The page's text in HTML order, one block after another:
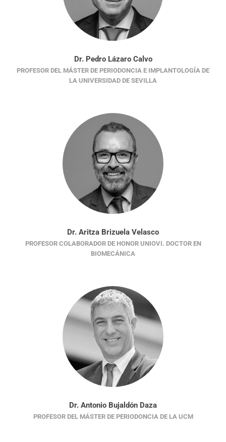
Dr. Pedro Lázaro Calvo
PROFESOR DEL MÁSTER DE PERIODONCIA E IMPLANTOLOGÍA DE
LA UNIVERSIDAD DE SEVILLA
Dr. Aritza Brizuela Velasco
PROFESOR COLABORADOR DE HONOR UNIOVI. DOCTOR EN
BIOMECÁNICA
Dr. Antonio Bujaldón Daza
PROFESOR DEL MÁSTER DE PERIODONCIA DE LA UCM